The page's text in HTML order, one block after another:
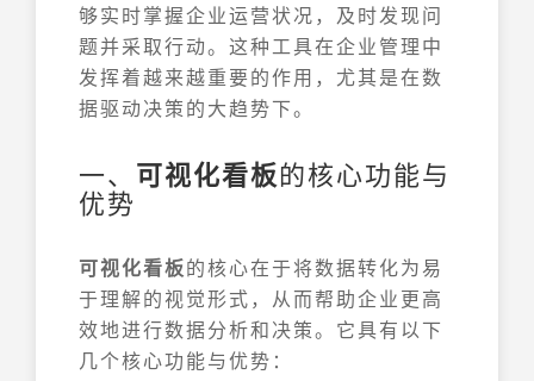
够实时掌握企业运营状况，及时发现问
题并采取行动。这种工具在企业管理中
发挥着越来越重要的作用，尤其是在数
据驱动决策的大趋势下。
一、 可视化看板的核心功能与
优势
可视化看板的核心在于将数据转化为易
于理解的视觉形式，从而帮助企业更高
效地进行数据分析和决策。它具有以下
几个核心功能与优势：